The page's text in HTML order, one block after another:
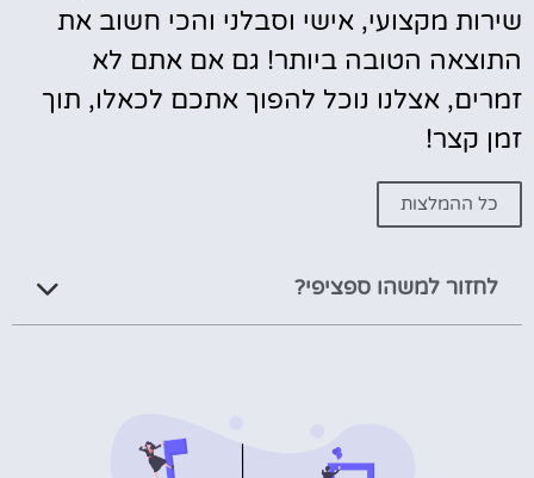
שירות מקצועי, אישי וסבלני והכי חשוב את
התוצאה הטובה ביותר! גם אם אתם לא
זמרים, אצלנו נוכל להפוך אתכם לכאלו, תוך
זמן קצר!
כל ההמלצות
לחזור למשהו ספציפי?